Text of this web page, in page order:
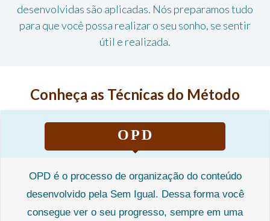
desenvolvidas são aplicadas. Nós preparamos tudo
para que você possa realizar o seu sonho, se sentir
útil e realizada.
Conheça as Técnicas do Método
OPD
OPD é o processo de organização do conteúdo
desenvolvido pela Sem Igual. Dessa forma você
consegue ver o seu progresso, sempre em uma